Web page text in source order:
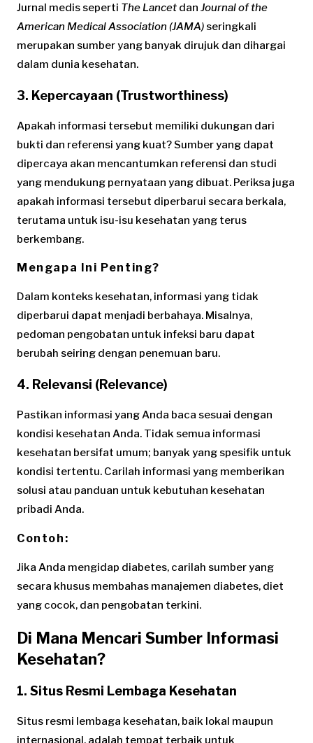
Jurnal medis seperti The Lancet dan Journal of the
American Medical Association (JAMA)seringkali
merupakan sumber yang banyak dirujuk dan dihargai
dalam dunia kesehatan.
3. Kepercayaan (Trustworthiness)
Apakah informasi tersebut memiliki dukungan dari
bukti dan referensi yang kuat? Sumber yang dapat
dipercaya akan mencantumkan referensi dan studi
yang mendukung pernyataan yang dibuat. Periksa juga
apakah informasi tersebut diperbarui secara berkala,
terutama untuk isu-isu kesehatan yang terus
berkembang.
Mengapa Ini Penting?
Dalam konteks kesehatan, informasi yang tidak
diperbarui dapat menjadi berbahaya. Misalnya,
pedoman pengobatan untuk infeksi baru dapat
berubah seiring dengan penemuan baru.
4. Relevansi (Relevance)
Pastikan informasi yang Anda baca sesuai dengan
kondisi kesehatan Anda. Tidak semua informasi
kesehatan bersifat umum; banyak yang spesifik untuk
kondisi tertentu. Carilah informasi yang memberikan
solusi atau panduan untuk kebutuhan kesehatan
pribadi Anda.
Contoh:
Jika Anda mengidap diabetes, carilah sumber yang
secara khusus membahas manajemen diabetes, diet
yang cocok, dan pengobatan terkini.
Di Mana Mencari Sumber Informasi
Kesehatan?
1. Situs Resmi Lembaga Kesehatan
Situs resmi lembaga kesehatan, baik lokal maupun
internasional, adalah tempat terbaik untuk